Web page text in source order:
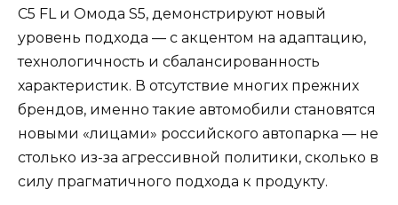
C5 FL и Омода S5, демонстрируют новый
уровень подхода — с акцентом на адаптацию,
технологичность и сбалансированность
характеристик. В отсутствие многих прежних
брендов, именно такие автомобили становятся
новыми «лицами» российского автопарка — не
столько из-за агрессивной политики, сколько в
силу прагматичного подхода к продукту.